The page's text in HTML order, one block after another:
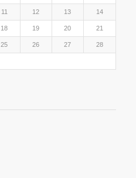
11 12 13 14
18 19 20 21
25 26 27 28